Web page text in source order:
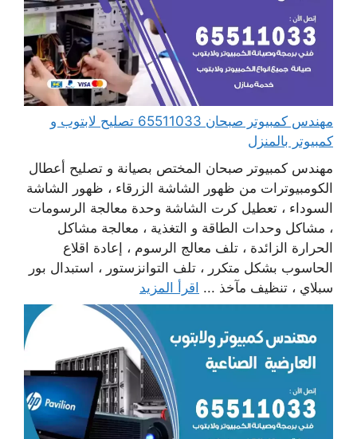
مهندس كمبيوتر صبحان 65511033 تصليح لابتوب و
كمبيوتر بالمنزل
مهندس كمبيوتر صبحان المختص بصيانة و تصليح أعطال
الكومبيوترات من ظهور الشاشة الزرقاء ، ظهور الشاشة
السوداء ، تعطيل كرت الشاشة وحدة معالجة الرسومات
، مشاكل وحدات الطاقة و التغذية ، معالجة مشاكل
الحرارة الزائدة ، تلف معالج الرسوم ، إعادة اقلاع
الحاسوب بشكل متكرر ، تلف التوانزستور ، استبدال بور
سبلاي ، تنظيف مآخذ ... اقرأ المزيد